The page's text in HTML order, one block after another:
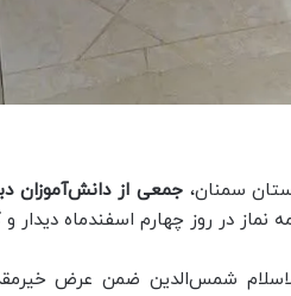
سمنان،جمعی از دانش‌آموزان
در روز چهارم اسفندماه دیدار
شمس‌الدین ضمن عرض خیرمقدم